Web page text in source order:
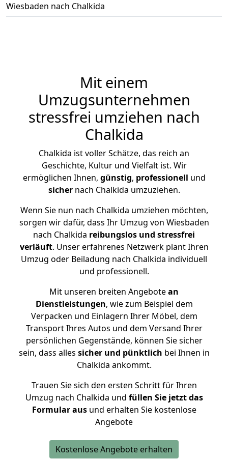
Wiesbaden nach Chalkida
Mit einem
Umzugsunternehmen
stressfrei umziehen nach
Chalkida
Chalkida ist voller Schätze, das reich an
Geschichte, Kultur und Vielfalt ist. Wir
ermöglichen Ihnen, günstig, professionell und
sichernach Chalkida umzuziehen.
Wenn Sie nun nach Chalkida umziehen möchten,
sorgen wir dafür, dass Ihr Umzug von Wiesbaden
nach Chalkida reibungslos und stressfrei
verläuft. Unser erfahrenes Netzwerk plant Ihren
Umzug oder Beiladung nach Chalkida individuell
und professionell.
Mit unseren breiten Angebotean
Dienstleistungen, wie zum Beispiel dem
Verpacken und Einlagern Ihrer Möbel, dem
Transport Ihres Autos und dem Versand Ihrer
persönlichen Gegenstände, können Sie sicher
sein, dass alles sicher und pünktlich bei Ihnen in
Chalkida ankommt.
Trauen Sie sich den ersten Schritt für Ihren
Umzug nach Chalkida und füllen Sie jetzt das
Formular ausund erhalten Sie kostenlose
Angebote
Kostenlose Angebote erhalten